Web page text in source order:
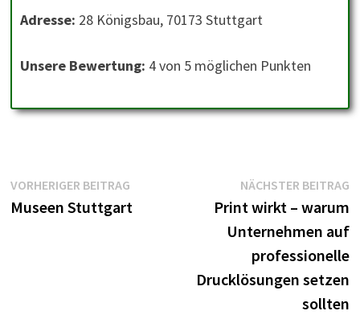
Adresse: 28 Königsbau, 70173 Stuttgart
Unsere Bewertung: 4 von 5 möglichen Punkten
Beitragsnavigation
VORHERIGER BEITRAGVorheriger
Beitrag:
Museen Stuttgart
NÄCHSTER BEITRAG
Print wirkt – warum
Unternehmen auf
professionelle
Drucklösungen setzen
sollten